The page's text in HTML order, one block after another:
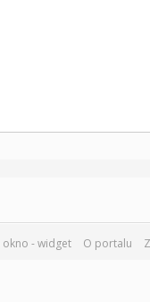
- widget O portalu